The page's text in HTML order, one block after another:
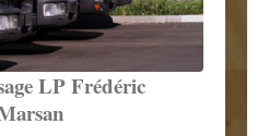
LP Frédéric